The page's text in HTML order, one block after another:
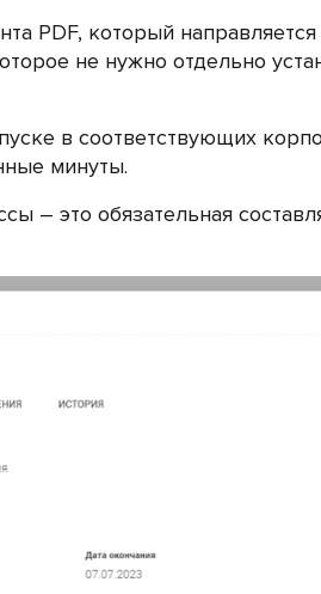
PDF, который
не нужно отдельно
в соответствующих
минуты.
– это обязательная